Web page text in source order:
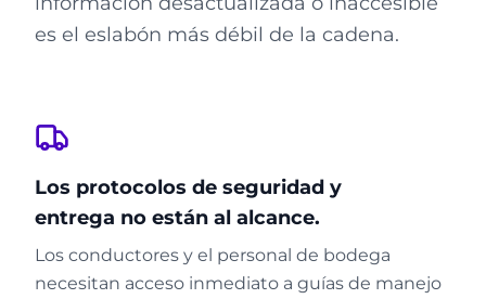
es el eslabón más débil de la cadena.
Los protocolos de seguridad y
entrega no están al alcance.
Los conductores y el personal de bodega
necesitan acceso inmediato a guías de manejo